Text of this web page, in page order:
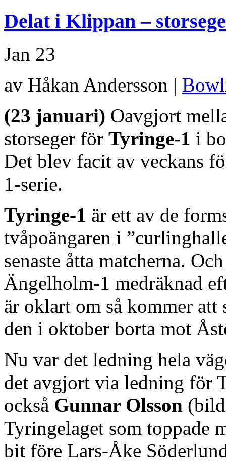
Delat i Klippan –
Jan 23
av Håkan Andersson |
(23 januari) Oavgjort
storseger för Tyringe-1 i
Det blev facit av veckans
1-serie.
Tyringe-1 är ett av de
tvåpoängaren i
senaste åtta matcherna.
Ängelholm-1 medräknad
är oklart om så kommer att
den i oktober borta mot
Nu var det ledning hela
det avgjort via ledning för
också Gunnar Olsson
Tyringelaget som toppade
bit före Lars-Åke